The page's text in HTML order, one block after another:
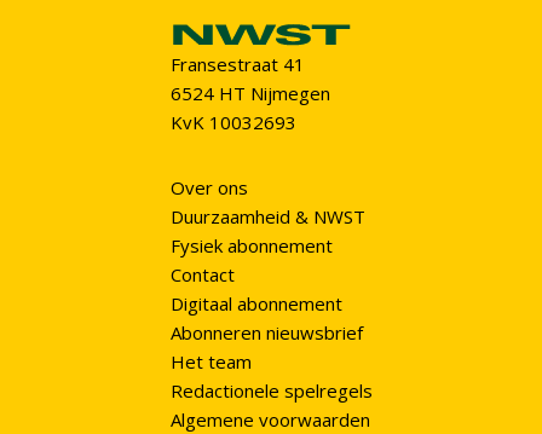
Fransestraat 41
6524 HT Nijmegen
KvK 10032693
Over ons
Duurzaamheid & NWST
Fysiek abonnement
Contact
Digitaal abonnement
Abonneren nieuwsbrief
Het team
Redactionele spelregels
Algemene voorwaarden